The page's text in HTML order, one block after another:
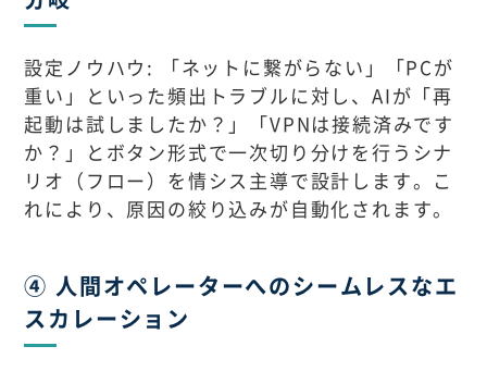
設定ノウハウ: 「ネットに繋がらない」「PCが
重い」といった頻出トラブルに対し、AIが「再
起動は試しましたか？」「VPNは接続済みです
か？」とボタン形式で一次切り分けを行うシナ
リオ（フロー）を情シス主導で設計します。こ
れにより、原因の絞り込みが自動化されます。
④ 人間オペレーターへのシームレスなエ
スカレーション